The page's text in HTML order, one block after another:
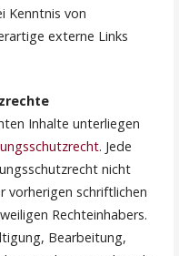
Kenntnis von
externe Links
Inhalte unterliegen
. Jede
nicht
vorherigen schriftlichen
Rechteinhabers.
Bearbeitung,